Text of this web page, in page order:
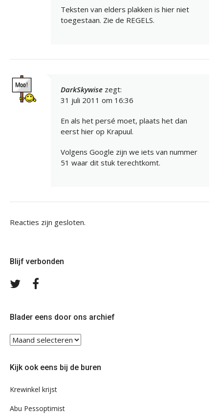
Teksten van elders plakken is hier niet
toegestaan. Zie de REGELS.
DarkSkywise zegt:
31 juli 2011 om 16:36
En als het persé moet, plaats het dan
eerst hier op Krapuul.
Volgens Google zijn we iets van nummer
51 waar dit stuk terechtkomt.
Reacties zijn gesloten.
Blijf verbonden
Volg
Blader eens door ons archief
Blader
eens
ons
Kijk ook eens bij de buren
Krewinkel krijst
Abu Pessoptimist